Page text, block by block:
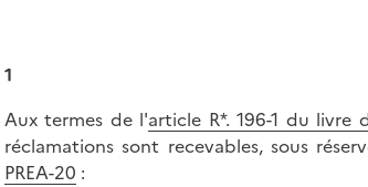
1
Aux termes de l'article R*. 196-1 du livre
réclamations sont recevables, sous
PREA-20 :